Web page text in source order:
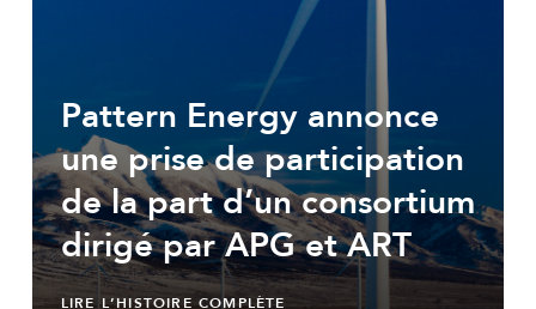
Pattern Energy annonce
une prise de participation
de la part d’un consortium
dirigé par APG et ART
LIRE L’HISTOIRE COMPLÈTE